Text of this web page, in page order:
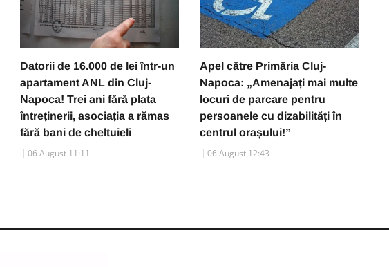
Datorii de 16.000 de lei într-un
apartament ANL din Cluj-
Napoca! Trei ani fără plata
întreținerii, asociația a rămas
fără bani de cheltuieli
06 August 11:11
Apel către Primăria Cluj-
Napoca: „Amenajați mai multe
locuri de parcare pentru
persoanele cu dizabilități în
centrul orașului!”
06 August 12:43